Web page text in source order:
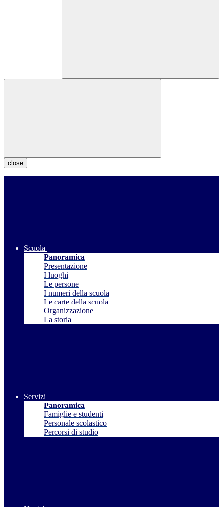
close
Scuola
Panoramica
Presentazione
I luoghi
Le persone
I numeri della scuola
Le carte della scuola
Organizzazione
La storia
Servizi
Panoramica
Famiglie e studenti
Personale scolastico
Percorsi di studio